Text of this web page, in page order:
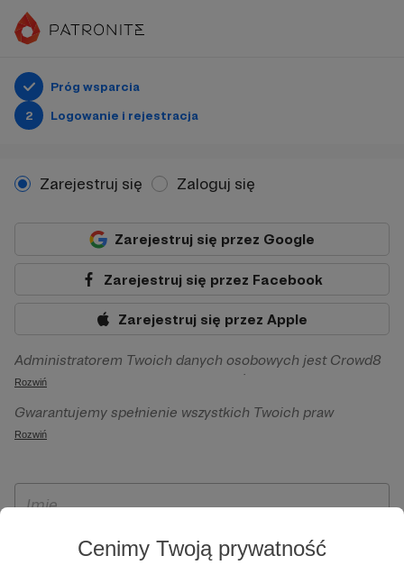
Cenimy Twoją prywatność
Próg wsparcia
2
Logowanie i rejestracja
Zarejestruj się Zaloguj się
Zarejestruj się przez Google
Zarejestruj się przez Facebook
Zarejestruj się przez Apple
Administratorem Twoich danych osobowych jest Crowd8
sp. z o.o. z siedziba w Warszawie, ul. Żwirki i Wigury 16, 02-
092 Warszawa. Twoje dane osobowe będą przetwarzane w
szczególności w celu wykonania umowy zawartej z Tobą, w
Patronite.pl, w tym możliwości dokonywania oraz
otrzymywania wsparcia na naszej platformie oraz
Rozwiń
Gwarantujemy spełnienie wszystkich Twoich praw
wynikających z ogólnego rozporządzenia o ochronie
ich przenoszenia, niepodlegania zautomatyzowanemu
wyrażenia sprzeciwu wobec przetwarzania Twoich danych
osobowych. Rejestracja dla osób niepełnoletnich możliwa
Rozwiń